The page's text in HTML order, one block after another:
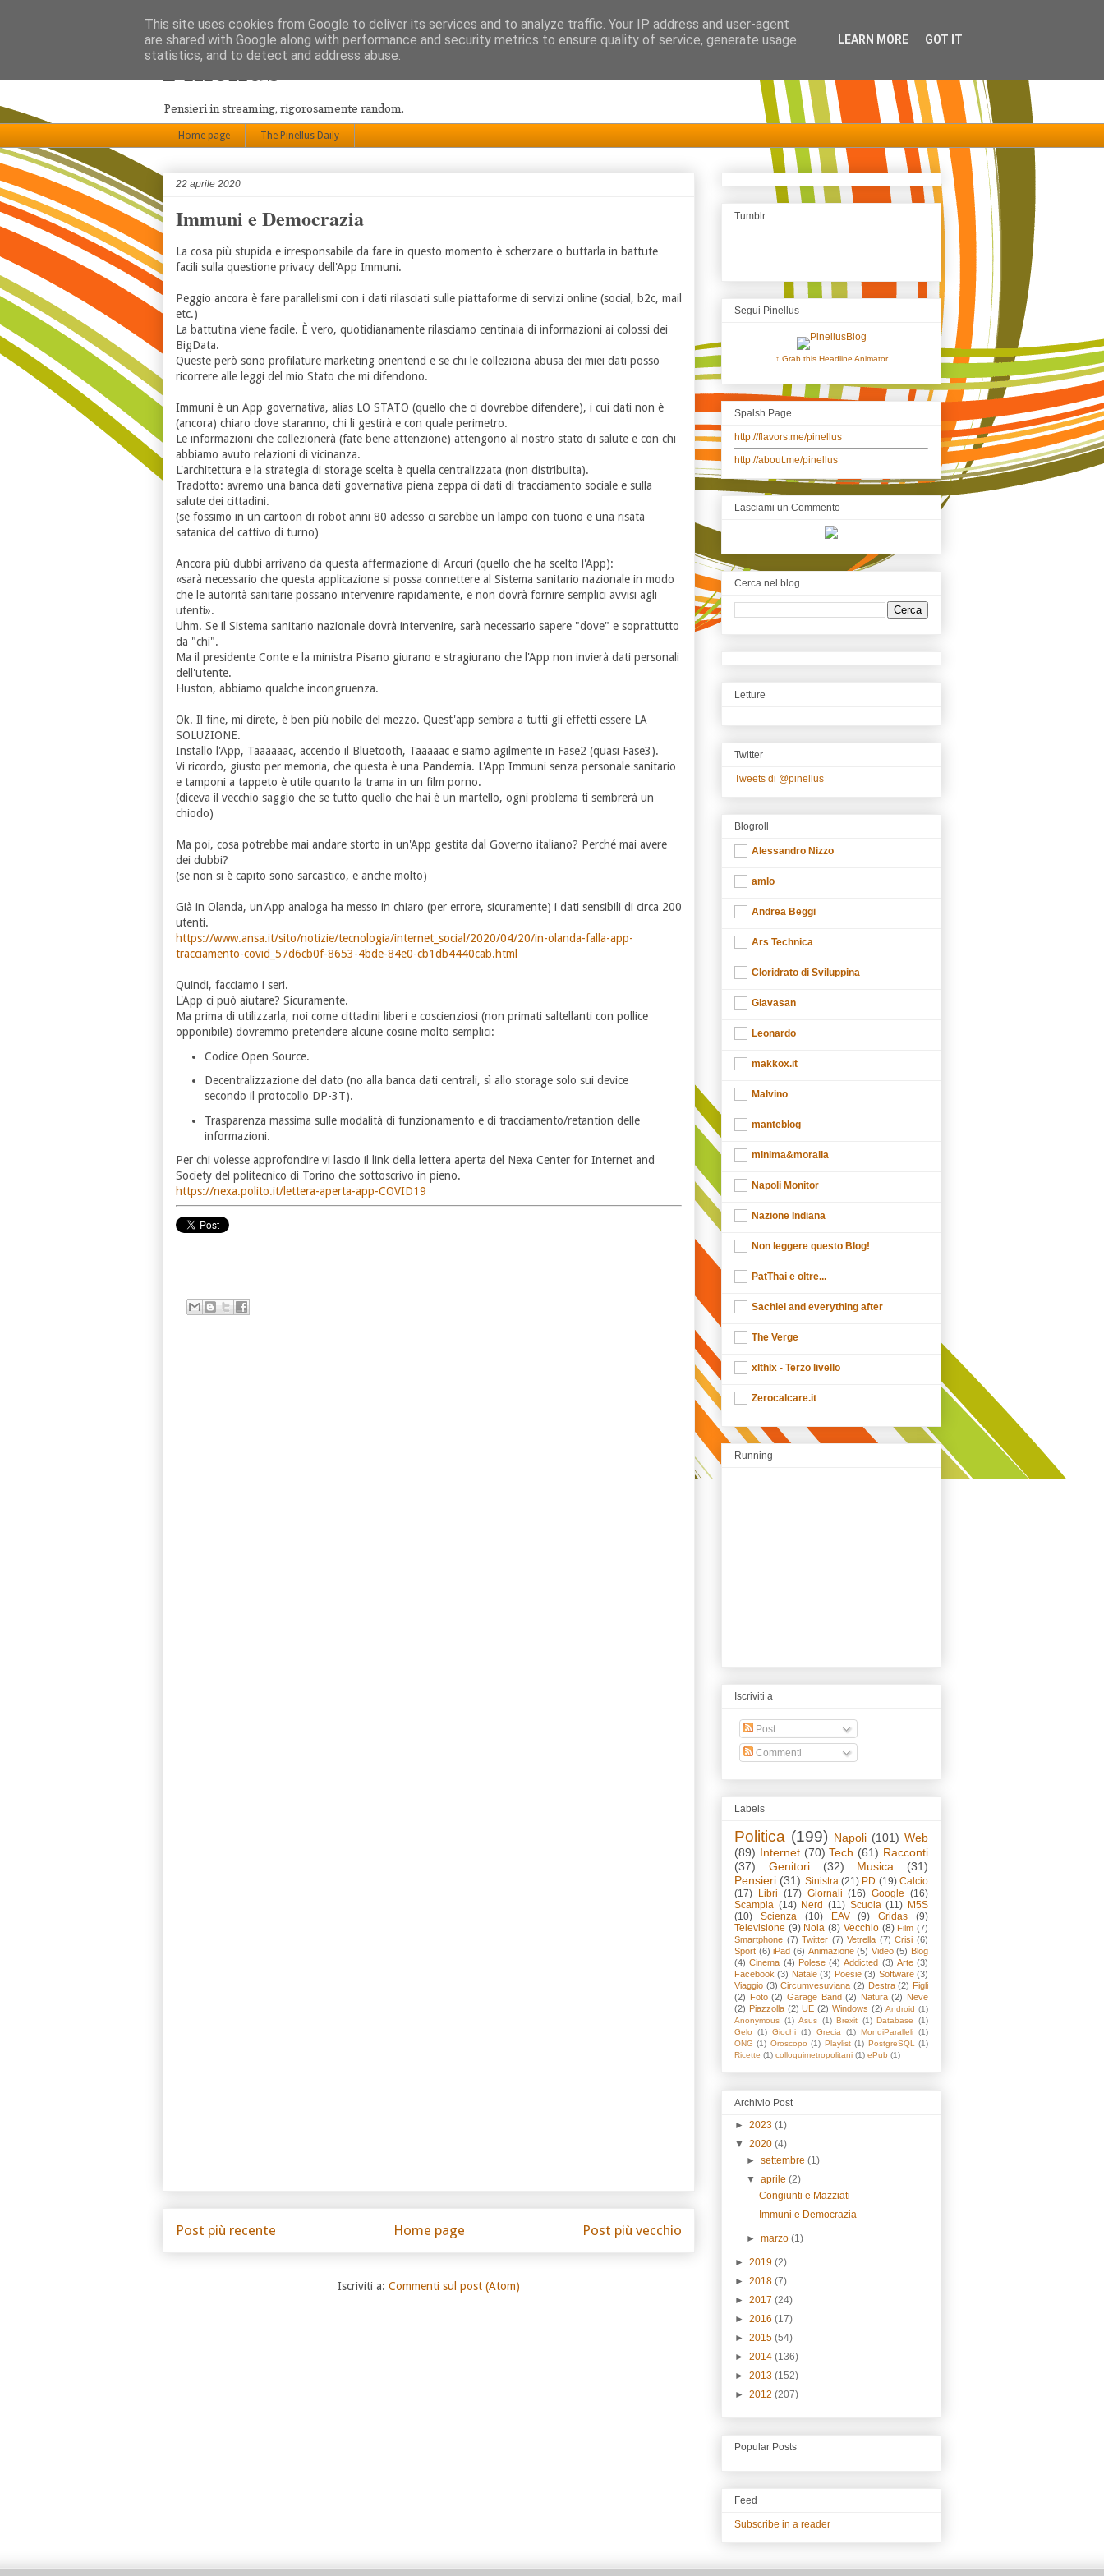
Pinellus
Pensieri in streaming, rigorosamente random.
Home page The Pinellus Daily
22 aprile 2020
Immuni e Democrazia
La cosa più stupida e irresponsabile da fare in questo momento è scherzare o buttarla in battute
facili sulla questione privacy dell'App Immuni.
Peggio ancora è fare parallelismi con i dati rilasciati sulle piattaforme di servizi online (social, b2c, mail
etc.)
La battutina viene facile. È vero, quotidianamente rilasciamo centinaia di informazioni ai colossi dei
BigData.
Queste però sono profilature marketing orientend e se chi le colleziona abusa dei miei dati posso
ricorrere alle leggi del mio Stato che mi difendono.
Immuni è un App governativa, alias LO STATO (quello che ci dovrebbe difendere), i cui dati non è
(ancora) chiaro dove staranno, chi li gestirà e con quale perimetro.
Le informazioni che collezionerà (fate bene attenzione) attengono al nostro stato di salute e con chi
abbiamo avuto relazioni di vicinanza.
L'architettura e la strategia di storage scelta è quella centralizzata (non distribuita).
Tradotto: avremo una banca dati governativa piena zeppa di dati di tracciamento sociale e sulla
salute dei cittadini.
(se fossimo in un cartoon di robot anni 80 adesso ci sarebbe un lampo con tuono e una risata
satanica del cattivo di turno)
Ancora più dubbi arrivano da questa affermazione di Arcuri (quello che ha scelto l'App):
«sarà necessario che questa applicazione si possa connettere al Sistema sanitario nazionale in modo
che le autorità sanitarie possano intervenire rapidamente, e non dovrà fornire semplici avvisi agli
utenti».
Uhm. Se il Sistema sanitario nazionale dovrà intervenire, sarà necessario sapere "dove" e soprattutto
da "chi".
Ma il presidente Conte e la ministra Pisano giurano e stragiurano che l'App non invierà dati personali
dell'utente.
Huston, abbiamo qualche incongruenza.
Ok. Il fine, mi direte, è ben più nobile del mezzo. Quest'app sembra a tutti gli effetti essere LA
SOLUZIONE.
Installo l'App, Taaaaaac, accendo il Bluetooth, Taaaaac e siamo agilmente in Fase2 (quasi Fase3).
Vi ricordo, giusto per memoria, che questa è una Pandemia. L'App Immuni senza personale sanitario
e tamponi a tappeto è utile quanto la trama in un film porno.
(diceva il vecchio saggio che se tutto quello che hai è un martello, ogni problema ti sembrerà un
chiodo)
Ma poi, cosa potrebbe mai andare storto in un'App gestita dal Governo italiano? Perché mai avere
dei dubbi?
(se non si è capito sono sarcastico, e anche molto)
Già in Olanda, un'App analoga ha messo in chiaro (per errore, sicuramente) i dati sensibili di circa 200
utenti.
https://www.ansa.it/sito/notizie/tecnologia/internet_social/2020/04/20/in-olanda-falla-app-
tracciamento-covid_57d6cb0f-8653-4bde-84e0-cb1db4440cab.html
Quindi, facciamo i seri.
L'App ci può aiutare? Sicuramente.
Ma prima di utilizzarla, noi come cittadini liberi e coscienziosi (non primati saltellanti con pollice
opponibile) dovremmo pretendere alcune cosine molto semplici:
Codice Open Source.
Decentralizzazione del dato (no alla banca dati centrali, sì allo storage solo sui device
secondo il protocollo DP-3T).
Trasparenza massima sulle modalità di funzionamento e di tracciamento/retantion delle
informazioni.
Per chi volesse approfondire vi lascio il link della lettera aperta del Nexa Center for Internet and
Society del politecnico di Torino che sottoscrivo in pieno.
https://nexa.polito.it/lettera-aperta-app-COVID19
Post più recente Post più vecchio
Home page
Iscriviti a: Commenti sul post (Atom)
Tumblr
Segui Pinellus
↑ Grab this Headline Animator
Spalsh Page
http://flavors.me/pinellus
http://about.me/pinellus
Lasciami un Commento
Cerca nel blog
Letture
Twitter
Tweets di @pinellus
Blogroll
Alessandro Nizzo
amlo
Andrea Beggi
Ars Technica
Cloridrato di Sviluppina
Giavasan
Leonardo
makkox.it
Malvino
manteblog
minima&moralia
Napoli Monitor
Nazione Indiana
Non leggere questo Blog!
PatThai e oltre...
Sachiel and everything after
The Verge
xlthlx - Terzo livello
Zerocalcare.it
Running
Iscriviti a
Post
Commenti
Labels
Politica (199) Napoli (101) Web
(89) Internet (70) Tech (61) Racconti
(37)
Genitori (32) Musica
(31)
Pensieri (31) Sinistra (21) PD (19) Calcio
(17)
Libri (17) Giornali (16) Google (16)
Scampia (14) Nerd (11) Scuola (11) M5S
(10)
Scienza (10) EAV (9) Gridas
(9)
Televisione (9) Nola (8) Vecchio (8) Film (7)
Smartphone (7) Twitter (7) Vetrella (7) Crisi (6)
Sport (6) iPad (6) Animazione (5) Video (5) Blog
(4) Cinema (4) Polese (4) Addicted (3) Arte (3)
Facebook (3) Natale (3) Poesie (3) Software (3)
Viaggio (3) Circumvesuviana (2) Destra (2) Figli
(2)
Foto (2) Garage Band (2) Natura (2) Neve
(2) Piazzolla (2) UE (2) Windows (2) Android (1)
Anonymous (1) Asus (1) Brexit (1) Database
(1)
Gelo
(1) Giochi (1) Grecia (1) MondiParalleli (1)
ONG (1) Oroscopo (1) Playlist (1) PostgreSQL (1)
Ricette (1) colloquimetropolitani (1) ePub (1)
Archivio Post
► 2023 (1)
▼ 2020 (4)
►settembre(1)
▼aprile(2)
Congiunti e Mazziati
Immuni e Democrazia
►marzo(1)
► 2019 (2)
► 2018 (7)
► 2017 (24)
► 2016 (17)
► 2015 (54)
► 2014 (136)
► 2013 (152)
► 2012 (207)
Popular Posts
Feed
Subscribe in a reader
This site uses cookies from Google to deliver its services and to analyze traffic. Your IP address and user-agent
are shared with Google along with performance and security metrics to ensure quality of service, generate usage
statistics, and to detect and address abuse.
LEARN MORE GOT IT